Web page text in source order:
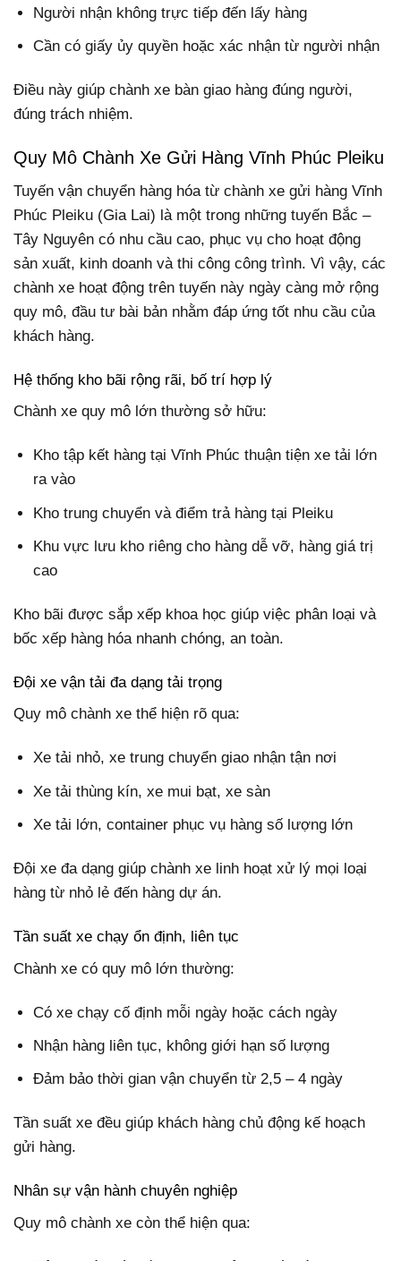
Người nhận không trực tiếp đến lấy hàng
Cần có giấy ủy quyền hoặc xác nhận từ người nhận
Điều này giúp chành xe bàn giao hàng đúng người,
đúng trách nhiệm.
Quy Mô Chành Xe Gửi Hàng Vĩnh Phúc Pleiku
Tuyến vận chuyển hàng hóa từ chành xe gửi hàng Vĩnh
Phúc Pleiku (Gia Lai) là một trong những tuyến Bắc –
Tây Nguyên có nhu cầu cao, phục vụ cho hoạt động
sản xuất, kinh doanh và thi công công trình. Vì vậy, các
chành xe hoạt động trên tuyến này ngày càng mở rộng
quy mô, đầu tư bài bản nhằm đáp ứng tốt nhu cầu của
khách hàng.
Hệ thống kho bãi rộng rãi, bố trí hợp lý
Chành xe quy mô lớn thường sở hữu:
Kho tập kết hàng tại Vĩnh Phúc thuận tiện xe tải lớn
ra vào
Kho trung chuyển và điểm trả hàng tại Pleiku
Khu vực lưu kho riêng cho hàng dễ vỡ, hàng giá trị
cao
Kho bãi được sắp xếp khoa học giúp việc phân loại và
bốc xếp hàng hóa nhanh chóng, an toàn.
Đội xe vận tải đa dạng tải trọng
Quy mô chành xe thể hiện rõ qua:
Xe tải nhỏ, xe trung chuyển giao nhận tận nơi
Xe tải thùng kín, xe mui bạt, xe sàn
Xe tải lớn, container phục vụ hàng số lượng lớn
Đội xe đa dạng giúp chành xe linh hoạt xử lý mọi loại
hàng từ nhỏ lẻ đến hàng dự án.
Tần suất xe chạy ổn định, liên tục
Chành xe có quy mô lớn thường:
Có xe chạy cố định mỗi ngày hoặc cách ngày
Nhận hàng liên tục, không giới hạn số lượng
Đảm bảo thời gian vận chuyển từ 2,5 – 4 ngày
Tần suất xe đều giúp khách hàng chủ động kế hoạch
gửi hàng.
Nhân sự vận hành chuyên nghiệp
Quy mô chành xe còn thể hiện qua: